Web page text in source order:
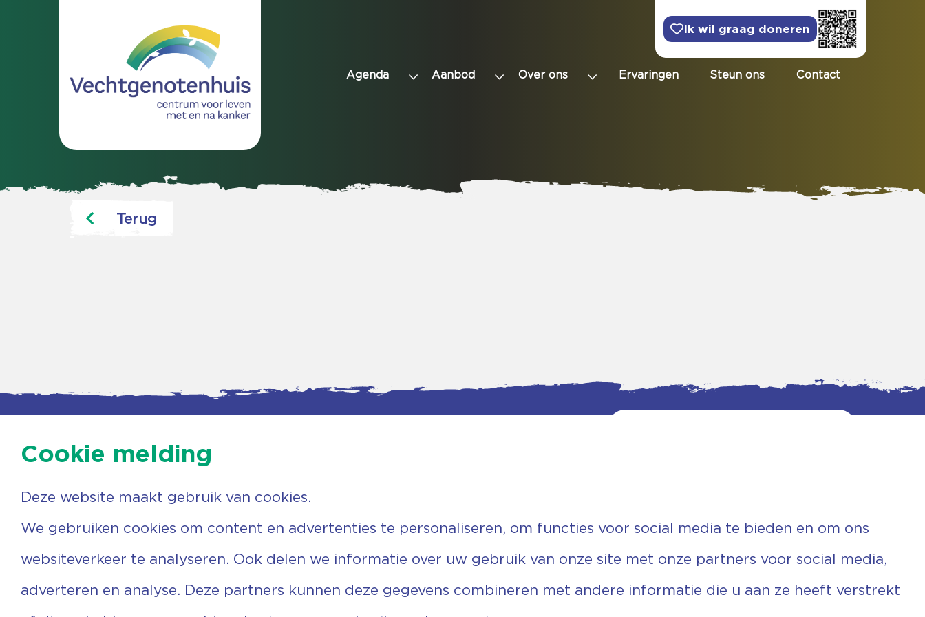
Ik wil graag doneren
Agenda Aanbod Over ons Ervaringen Steun ons Contact
Terug
Agenda
Nieuwsbrief
Vrijwilligers
Steun ons
Contactgegevens
7731 PA Ommen
0529 455 767
info@vechtgenoten.nl
Fiscaal: 819280288
Rek.nr: NL85RABO0127579230
Cookie melding
Deze website maakt gebruik van cookies.
We gebruiken cookies om content en advertenties te personaliseren, om functies voor social media te bieden en om ons
websiteverkeer te analyseren. Ook delen we informatie over uw gebruik van onze site met onze partners voor social media,
adverteren en analyse. Deze partners kunnen deze gegevens combineren met andere informatie die u aan ze heeft verstrekt